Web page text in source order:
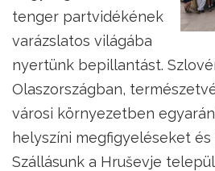
tenger partvidékének
varázslatos világába
nyertünk bepillantást.
Olaszországban,
városi környezetben
helyszíni megfigyeléseket és
Szállásunk a Hruševje